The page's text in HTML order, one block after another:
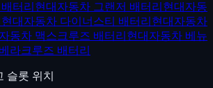
배터리 현대자동차 그랜저 배터리 현대자동
현대자동차 다이너스티 배터리 현대자동차
동차 맥스크루즈 배터리 현대자동차 베뉴
베라크루즈 배터리
슬롯 위치